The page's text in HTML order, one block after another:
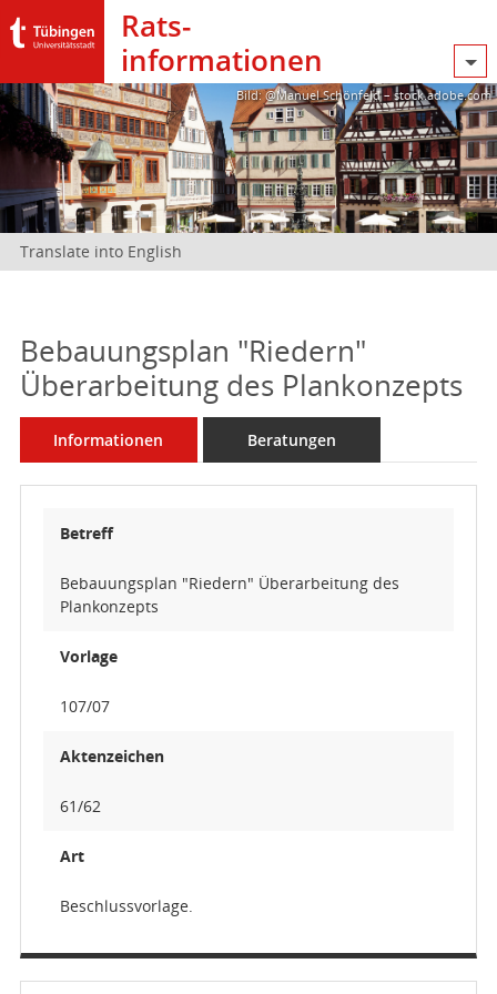
Rats­
informationen
Bild: @Manuel Schönfeld – stock.adobe.com
Translate into English
Bebauungsplan "Riedern"
Überarbeitung des Plankonzepts
Informationen Beratungen
Betreff
Bebauungsplan "Riedern" Überarbeitung des
Plankonzepts
Vorlage
107/07
Aktenzeichen
61/62
Art
Beschlussvorlage.